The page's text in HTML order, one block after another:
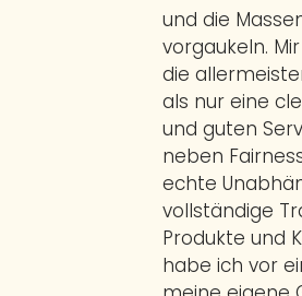
und die
vorgaukeln.
die
als nur eine
und guten
neben
echte
vollständige
Produkte und
habe ich vor